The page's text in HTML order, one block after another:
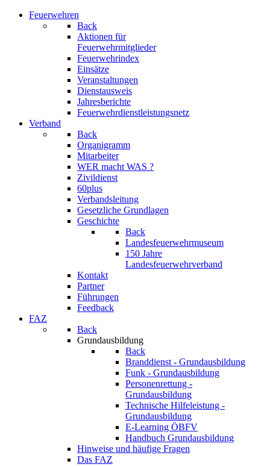
Feuerwehren
Back
Aktionen für
Feuerwehrmitglieder
Feuerwehrindex
Einsätze
Veranstaltungen
Dienstausweis
Jahresberichte
Feuerwehrdienstleistungsnetz
Verband
Back
Organigramm
Mitarbeiter
WER macht WAS ?
Zivildienst
60plus
Verbandsleitung
Gesetzliche Grundlagen
Geschichte
Back
Landesfeuerwehrmuseum
150 Jahre
Landesfeuerwehrverband
Kontakt
Partner
Führungen
Feedback
FAZ
Back
Grundausbildung
Back
Branddienst - Grundausbildung
Funk - Grundausbildung
Personenrettung -
Grundausbildung
Technische Hilfeleistung -
Grundausbildung
E-Learning ÖBFV
Handbuch Grundausbildung
Hinweise und häufige Fragen
Das FAZ